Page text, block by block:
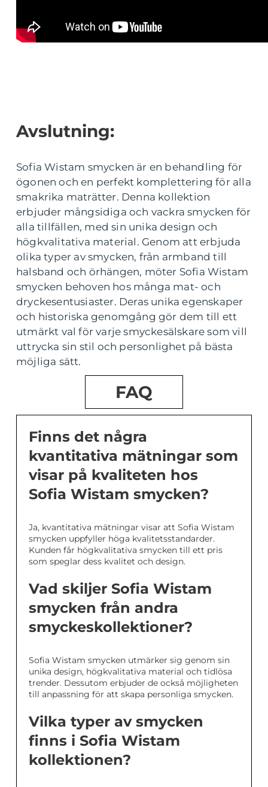
Avslutning:
Sofia Wistam smycken är en behandling för
ögonen och en perfekt komplettering för alla
smakrika maträtter. Denna kollektion
erbjuder mångsidiga och vackra smycken för
alla tillfällen, med sin unika design och
högkvalitativa material. Genom att erbjuda
olika typer av smycken, från armband till
halsband och örhängen, möter Sofia Wistam
smycken behoven hos många mat- och
dryckesentusiaster. Deras unika egenskaper
och historiska genomgång gör dem till ett
utmärkt val för varje smyckesälskare som vill
uttrycka sin stil och personlighet på bästa
möjliga sätt.
FAQ
Finns det några
kvantitativa mätningar som
visar på kvaliteten hos
Sofia Wistam smycken?
Ja, kvantitativa mätningar visar att Sofia Wistam
smycken uppfyller höga kvalitetsstandarder.
Kunden får högkvalitativa smycken till ett pris
som speglar dess kvalitet och design.
Vad skiljer Sofia Wistam
smycken från andra
smyckeskollektioner?
Sofia Wistam smycken utmärker sig genom sin
unika design, högkvalitativa material och tidlösa
trender. Dessutom erbjuder de också möjligheten
till anpassning för att skapa personliga smycken.
Vilka typer av smycken
finns i Sofia Wistam
kollektionen?